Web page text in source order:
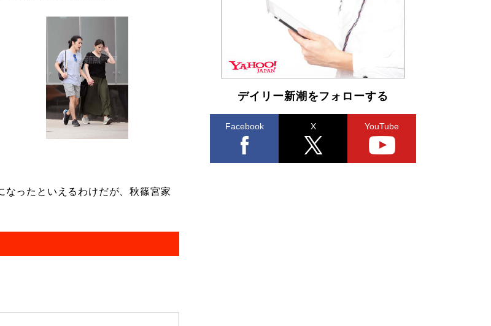
ったといえるわけだが、秋篠宮家
人々が新たな一歩を踏み出す連作短篇集『海のほ
とりのプラネット』試し読み
Book Bang
デイリー新潮をフォローする
Facebook X YouTube